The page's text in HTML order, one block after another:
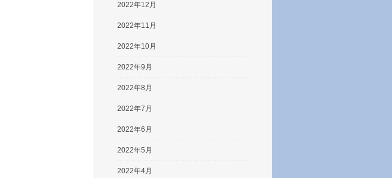
2022年12月
2022年11月
2022年10月
2022年9月
2022年8月
2022年7月
2022年6月
2022年5月
2022年4月